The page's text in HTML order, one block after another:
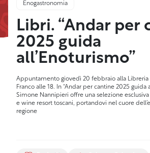
Enogastronomia
Libri. “Andar per
2025 guida
all’Enoturismo”
Appuntamento giovedì 20 febbraio alla Libreria
Franco alle 18. In “Andar per cantine 2025 guida
Simone Nannipieri offre una selezione
e wine resort toscani, portandovi nel cuore
regione